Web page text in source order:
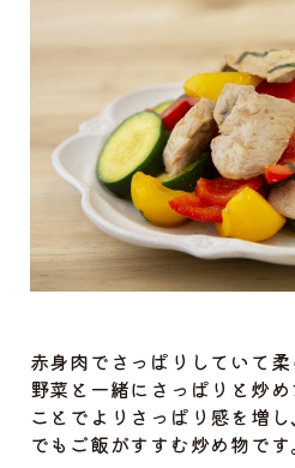
赤身肉でさっぱりしていて
野菜と一緒にさっぱりと炒
ことでよりさっぱり感を増
でもご飯がすすむ炒め物です